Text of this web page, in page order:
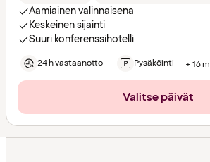
Aamiainen valinnaisena
Keskeinen sijainti
Suuri konferenssihotelli
24 h vastaanotto Pysäköinti + 16
Valitse päivät